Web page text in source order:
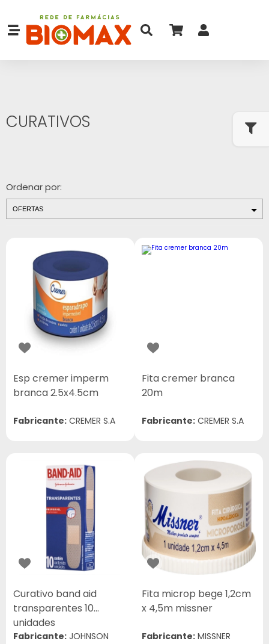
CURATIVOS
Ordenar por:
Esp cremer imperm
branca 2.5x4.5cm
Fabricante: CREMER S.A
Fita cremer branca
20m
Fabricante: CREMER S.A
Curativo band aid
transparentes 10
unidades
Fabricante: JOHNSON
Fita microp bege 1,2cm
x 4,5m missner
Fabricante: MISSNER